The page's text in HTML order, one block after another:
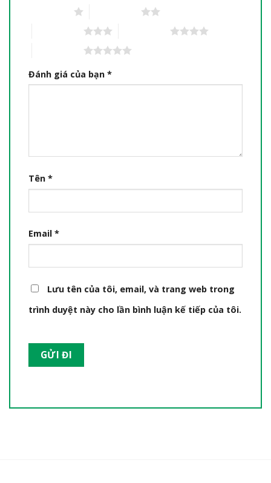
Đánh giá của bạn *
Tên *
Email *
Lưu tên của tôi, email, và trang web trong
trình duyệt này cho lần bình luận kế tiếp của tôi.